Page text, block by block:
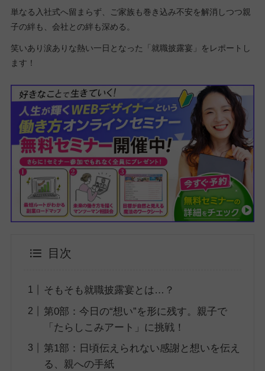
単なる入社式へ留まらず、ご家族も巻き込み不安を解消しつつ親
子の絆も、会社との絆も深める。
笑いあり涙ありな熱い一日となった「就職披露宴」をレポートし
ます！
目次
そもそも就職披露宴とは…？
第0部：今日の“想い”を形に残す。親子で
「たらしこみアート」に挑戦！
第1部：日頃伝えられない感謝と想いを伝え
る、親への手紙